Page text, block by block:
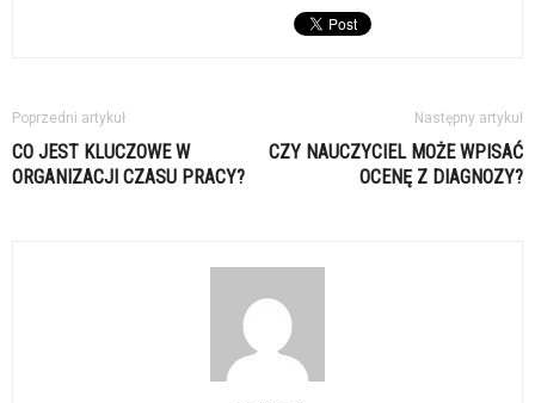
Poprzedni artykuł
CO JEST KLUCZOWE W
ORGANIZACJI CZASU PRACY?
Następny artykuł
CZY NAUCZYCIEL MOŻE WPISAĆ
OCENĘ Z DIAGNOZY?